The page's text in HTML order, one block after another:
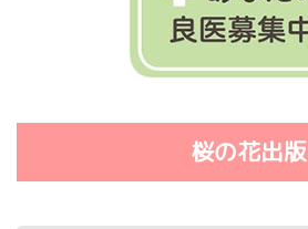
桜の花出版